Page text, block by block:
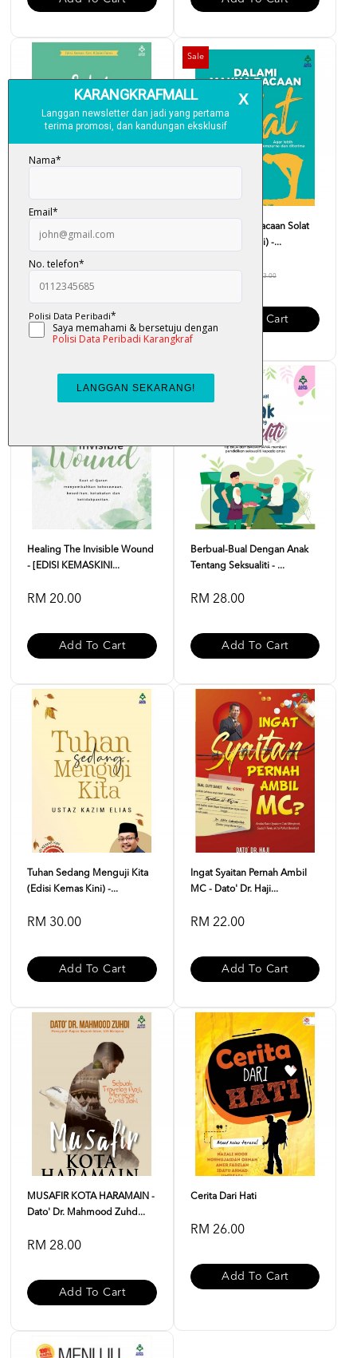
Mahadi
RM 30.00
Add To Cart
Sale
Dalami Makna Bacaan Solat
(Edisi Kemas Kini) -...
RM 18.40 RM 23.00
Add To Cart
Healing The Invisible Wound
- [EDISI KEMASKINI...
RM 20.00
Add To Cart
Berbual-Bual Dengan Anak
Tentang Seksualiti - ...
RM 28.00
Add To Cart
Tuhan Sedang Menguji Kita
(Edisi Kemas Kini) -...
RM 30.00
Add To Cart
Ingat Syaitan Pernah Ambil
MC - Dato' Dr. Haji...
RM 22.00
Add To Cart
MUSAFIR KOTA HARAMAIN -
Dato' Dr. Mahmood Zuhd...
RM 28.00
Add To Cart
Cerita Dari Hati
RM 26.00
Add To Cart